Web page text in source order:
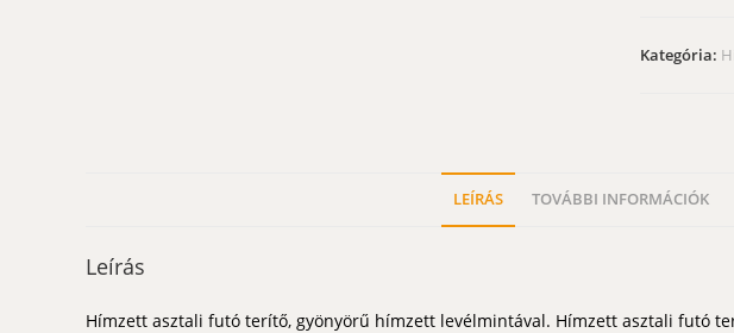
mennyiség
Kategória:
LEÍRÁS TOVÁBBI INFORMÁCIÓK
Leírás
Hímzett asztali futó terítő, gyönyörű hímzett levélmintával. Hímzett asztali futó